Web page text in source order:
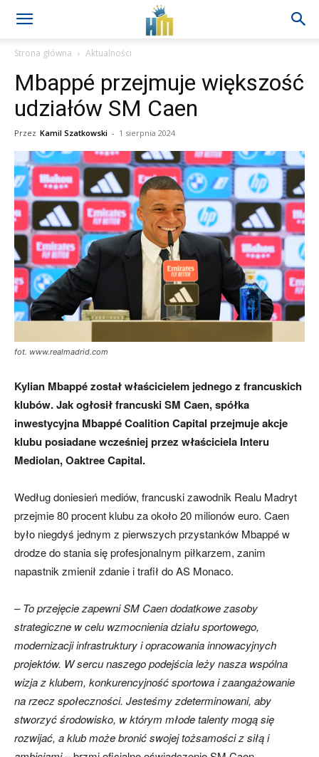
Strona główna Aktualności
Mbappé przejmuje większość
udziałów SM Caen
Przez Kamil Szatkowski - 1 sierpnia 2024
fot. www.realmadrid.com
Kylian Mbappé został właścicielem jednego z francuskich
klubów. Jak ogłosił francuski SM Caen, spółka
inwestycyjna Mbappé Coalition Capital przejmuje akcje
klubu posiadane wcześniej przez właściciela Interu
Mediolan, Oaktree Capital.
Według doniesień mediów, francuski zawodnik Realu Madryt
przejmie 80 procent klubu za około 20 milionów euro. Caen
było niegdyś jednym z pierwszych przystanków Mbappé w
drodze do stania się profesjonalnym piłkarzem, zanim
napastnik zmienił zdanie i trafił do AS Monaco.
– To przejęcie zapewni SM Caen dodatkowe zasoby
strategiczne w celu wzmocnienia działu sportowego,
modernizacji infrastruktury i opracowania innowacyjnych
projektów. W sercu naszego podejścia leży nasza wspólna
wizja z klubem, konkurencyjność sportowa i zaangażowanie
na rzecz społeczności. Jesteśmy zdeterminowani, aby
stworzyć środowisko, w którym młode talenty mogą się
rozwijać, a klub może bronić swojej tożsamości z siłą i